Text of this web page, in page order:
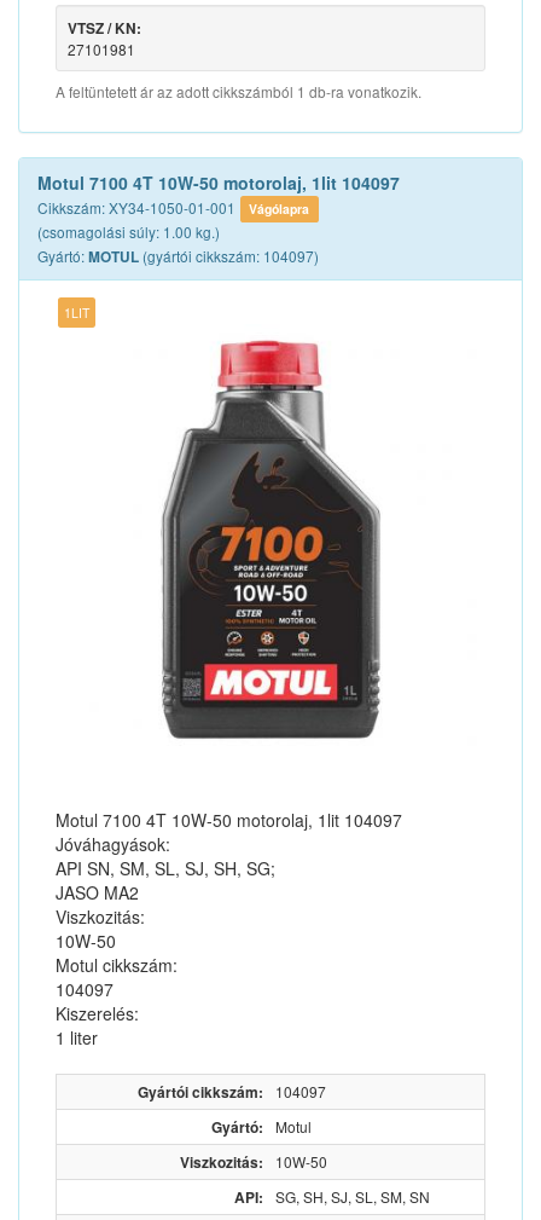
VTSZ / KN:
27101981
A feltüntetett ár az adott cikkszámból 1 db-ra vonatkozik.
Motul 7100 4T 10W-50 motorolaj, 1lit 104097
Cikkszám: XY34-1050-01-001 Vágólapra
(csomagolási súly: 1.00 kg.)
Gyártó:MOTUL (gyártói cikkszám: 104097)
1LIT
Motul 7100 4T 10W-50 motorolaj, 1lit 104097
Jóváhagyások:
API SN, SM, SL, SJ, SH, SG;
JASO MA2
Viszkozitás:
10W-50
Motul cikkszám:
104097
Kiszerelés:
1 liter
Gyártói cikkszám: 104097
Gyártó: Motul
Viszkozitás: 10W-50
API: SG, SH, SJ, SL, SM, SN